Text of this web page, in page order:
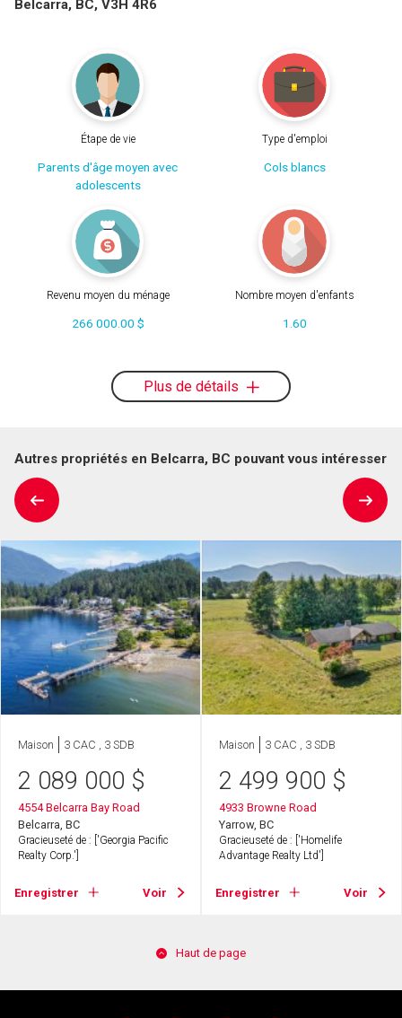
Belcarra, BC, V3H 4R6
Étape de vie
Parents d'âge moyen avec
adolescents
Type d'emploi
Cols blancs
Revenu moyen du ménage
266 000.00 $
Nombre moyen d'enfants
1.60
Plus de détails
Autres propriétés en Belcarra, BC pouvant vous intéresser
Maison 3 CAC , 3 SDB
2 089 000 $
4554 Belcarra Bay Road
Belcarra, BC
Gracieuseté de : ['Georgia Pacific
Realty Corp.']
Enregistrer Voir
Maison 3 CAC , 3 SDB
2 499 900 $
4933 Browne Road
Yarrow, BC
Gracieuseté de : ['Homelife
Advantage Realty Ltd']
Enregistrer Voir
Haut de page